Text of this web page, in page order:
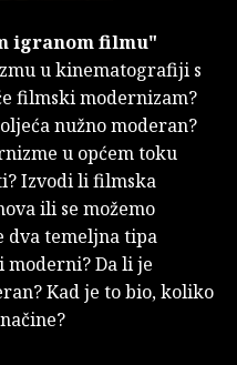
igranom filmu"
u kinematografiji s
filmski modernizam?
nužno moderan?
u općem toku
Izvodi li filmska
ili se možemo
dva temeljna tipa
Da li je
Kad je to bio, koliko